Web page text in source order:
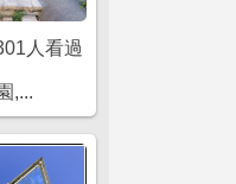
人看過
,...